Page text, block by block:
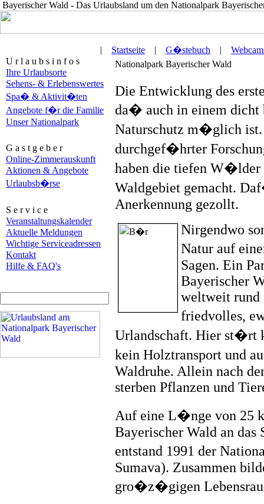
Bayerischer Wald - Das Urlaubsland um den Nationalpark
| Startseite | G�stebuch |
U r l a u b s i n f o s
Ihre Urlaubsorte
Sehens- & Erlebenswertes
Spa� & Aktivit�ten
Angebote f�r die Familie
Unser Nationalpark
G a s t g e b e r
Online-Zimmerauskunft
Aktionen & Angebote
Urlaubsb�rse
S e r v i c e
Veranstaltungskalender
Aktuelle Meldungen
Wichtige Serviceadressen
Kontakt
Hilfe & FAQ's
Nationalpark Bayerischer Wald
Die Entwicklung des
da� auch in einem dicht
Naturschutz m�glich ist.
durchgef�hrter
haben die tiefen W�lder
Waldgebiet gemacht.
Anerkennung gezollt.
Nirgendwo
Natur auf
Sagen. Ein
Bayerischer
weltweit rund
friedvolles,
Urlandschaft. Hier st�rt
kein Holztransport und
Waldruhe. Allein nach
sterben Pflanzen und
Auf eine L�nge von 25
Bayerischer Wald an das
entstand 1991 der
Sumava). Zusammen
gro�z�gigen